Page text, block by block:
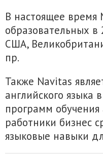
В настоящее время
образовательных
США,
пр.
Также Navitas
английского языка
программ обучения
работники бизнес
языковые навыки